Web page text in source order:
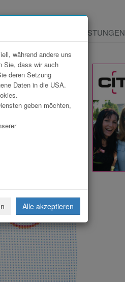
LEISTUNGEN
Weiterleiten
während andere uns
Sie, dass wir auch
deren Setzung
Daten in die USA.
geben möchten,
Alle akzeptieren